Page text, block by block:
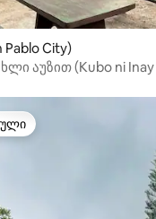
Pablo City)
აუზით (Kubo ni Inay